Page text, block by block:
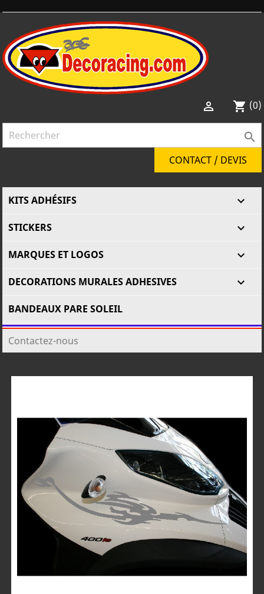
 shopping_cart (0)

CONTACT / DEVIS

KITS ADHÉSIFS

STICKERS

MARQUES ET LOGOS

DECORATIONS MURALES ADHESIVES
BANDEAUX PARE SOLEIL
Contactez-nous